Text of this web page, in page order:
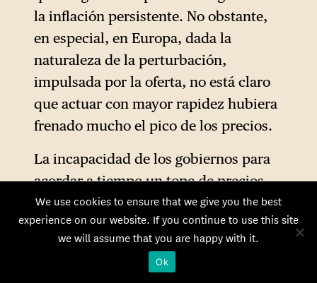
la inflación persistente. No obstante,
en especial, en Europa, dada la
naturaleza de la perturbación,
impulsada por la oferta, no está claro
que actuar con mayor rapidez hubiera
frenado mucho el pico de los precios.
La incapacidad de los gobiernos para
acordar a tiempo un tope de precios
para el gas natural dificultó mucho la
labor del Banco Central Europeo.
En cualquier caso, cuando los bancos
We use cookies to ensure that we give you the best
experience on our website. If you continue to use this site
we will assume that you are happy with it.
Ok